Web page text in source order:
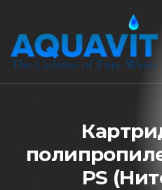
Картри
полипропил
PS (Нит